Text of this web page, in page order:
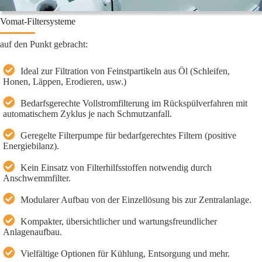
Vomat-Filtersysteme
auf den Punkt gebracht:
Ideal zur Filtration von Feinstpartikeln aus Öl (Schleifen,
Honen, Läppen, Erodieren, usw.)
Bedarfsgerechte Vollstromfilterung im Rückspülverfahren mit
automatischem Zyklus je nach Schmutzanfall.
Geregelte Filterpumpe für bedarfgerechtes Filtern (positive
Energiebilanz).
Kein Einsatz von Filterhilfsstoffen notwendig durch
Anschwemmfilter.
Modularer Aufbau von der Einzellösung bis zur Zentralanlage.
Kompakter, übersichtlicher und wartungsfreundlicher
Anlagenaufbau.
Vielfältige Optionen für Kühlung, Entsorgung und mehr.